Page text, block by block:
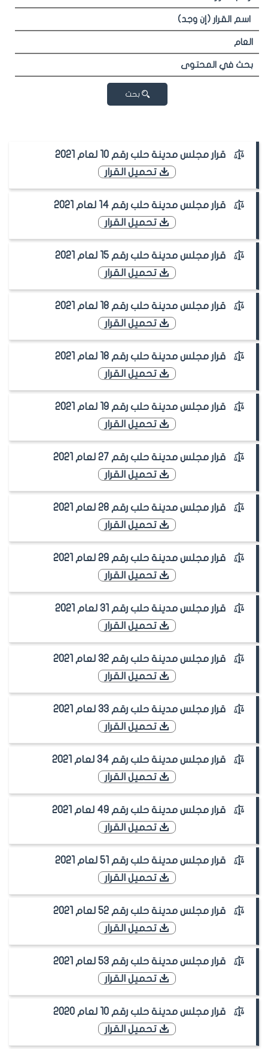
بحث
قرار مجلس مدينة حلب رقم 10 لعام 2021
تحميل القرار
قرار مجلس مدينة حلب رقم 14 لعام 2021
تحميل القرار
قرار مجلس مدينة حلب رقم 15 لعام 2021
تحميل القرار
قرار مجلس مدينة حلب رقم 18 لعام 2021
تحميل القرار
قرار مجلس مدينة حلب رقم 18 لعام 2021
تحميل القرار
قرار مجلس مدينة حلب رقم 19 لعام 2021
تحميل القرار
قرار مجلس مدينة حلب رقم 27 لعام 2021
تحميل القرار
قرار مجلس مدينة حلب رقم 28 لعام 2021
تحميل القرار
قرار مجلس مدينة حلب رقم 29 لعام 2021
تحميل القرار
قرار مجلس مدينة حلب رقم 31 لعام 2021
تحميل القرار
قرار مجلس مدينة حلب رقم 32 لعام 2021
تحميل القرار
قرار مجلس مدينة حلب رقم 33 لعام 2021
تحميل القرار
قرار مجلس مدينة حلب رقم 34 لعام 2021
تحميل القرار
قرار مجلس مدينة حلب رقم 49 لعام 2021
تحميل القرار
قرار مجلس مدينة حلب رقم 51 لعام 2021
تحميل القرار
قرار مجلس مدينة حلب رقم 52 لعام 2021
تحميل القرار
قرار مجلس مدينة حلب رقم 53 لعام 2021
تحميل القرار
قرار مجلس مدينة حلب رقم 10 لعام 2020
تحميل القرار